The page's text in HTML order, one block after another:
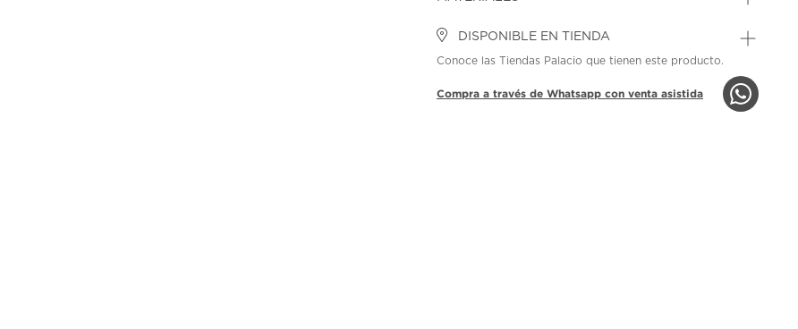
DISPONIBLE EN TIENDA
Conoce las Tiendas Palacio que tienen este producto.
Compra a través de Whatsapp con venta asistida